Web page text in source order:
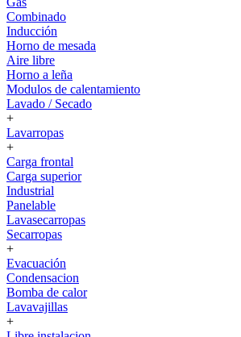
Combinado
Inducción
Horno de mesada
Aire libre
Horno a leña
Modulos de calentamiento
Lavado / Secado
+
Lavarropas
+
Carga frontal
Carga superior
Industrial
Panelable
Lavasecarropas
Secarropas
+
Evacuación
Condensacion
Bomba de calor
Lavavajillas
+